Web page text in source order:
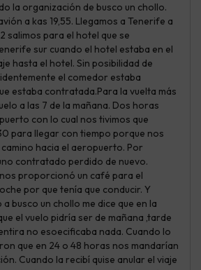
la organización de busco un chollo.
a kas 19,55. Llegamos a Tenerife a
salimos para el hotel que se
sur cuando el hotel estaba en el
hasta el hotel. Sin posibilidad de
el comedor estaba
estaba contratada.Para la vuelta más
a las 7 de la mañana. Dos horas
con lo cual nos tivimos que
para llegar con tiempo porque nos
camino hacia el aeropuerto. Por
contratado perdido de nuevo.
proporcionó un café para el
por que tenía que conducir. Y
a busco un chollo me dice que en la
el vuelo pidría ser de mañana ,tarde
no esoecificaba nada. Cuando lo
que en 24 o 48 horas nos mandarían
Cuando la recibí quise anular el viaje